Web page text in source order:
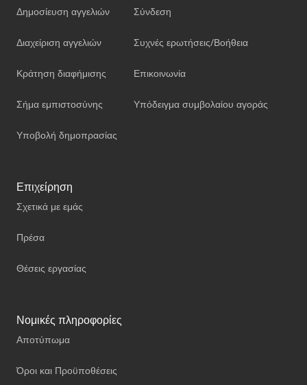
Δημοσίευση αγγελιών
Διαχείριση αγγελιών
Κράτηση διαφήμισης
Σήμα εμπιστοσύνης
Υποβολή δημοπρασίας
Σύνδεση
Συχνές ερωτήσεις/Βοήθεια
Επικοινωνία
Υπόδειγμα συμβολαίου αγοράς
Επιχείρηση
Σχετικά με εμάς
Πρέσα
Θέσεις εργασίας
Νομικές πληροφορίες
Αποτύπωμα
Όροι και Προϋποθέσεις